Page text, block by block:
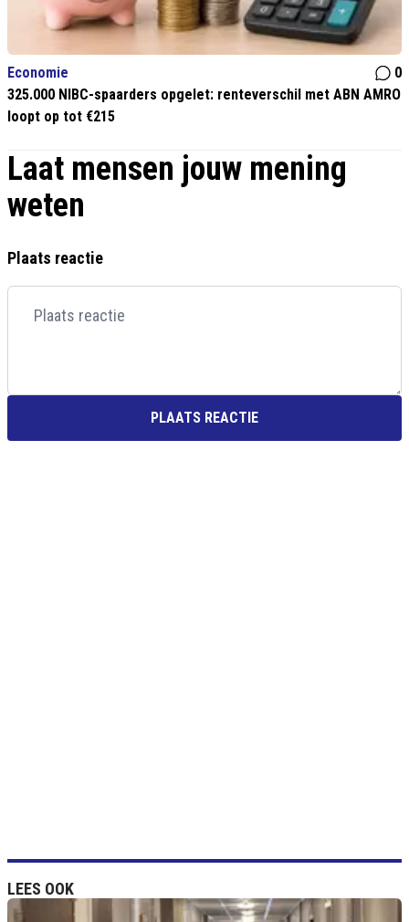
Economie
0
325.000 NIBC-spaarders opgelet: renteverschil met ABN AMRO
loopt op tot €215
Laat mensen jouw mening
weten
Plaats reactie
PLAATS REACTIE
LEES OOK